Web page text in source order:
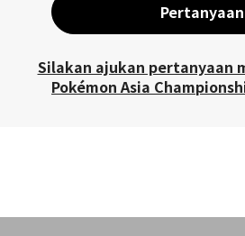
Pertanyaan
Silakan ajukan pertanyaan
Pokémon Asia